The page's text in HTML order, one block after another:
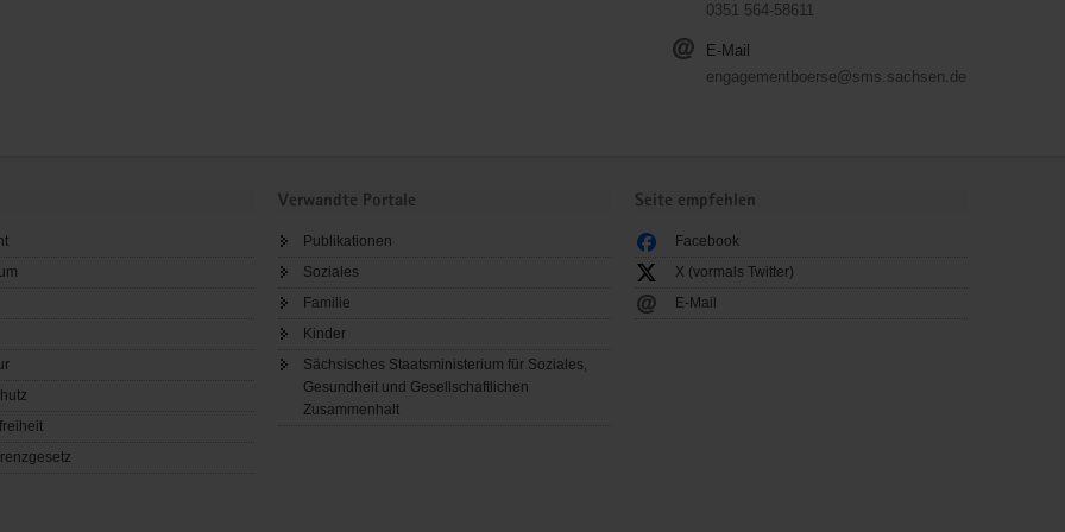
0351 564-58611
E-Mail
engagementboerse@sms.sachsen.de
Verwandte Portale
Publikationen
Soziales
Familie
Kinder
Sächsisches Staatsministerium für Soziales,
Gesundheit und Gesellschaftlichen
Zusammenhalt
Seite empfehlen
Facebook
X (vormals Twitter)
E-Mail